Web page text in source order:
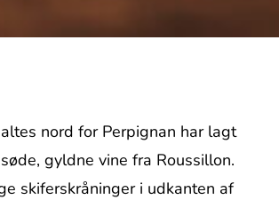
nord for Perpignan har lagt
gyldne vine fra Roussillon.
skiferskråninger i udkanten af